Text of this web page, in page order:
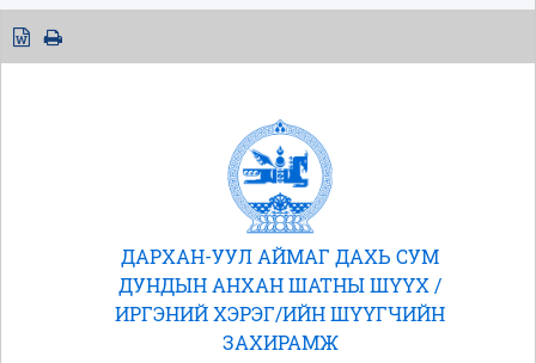
ДАРХАН-УУЛ АЙМАГ ДАХЬ СУМ
ДУНДЫН АНХАН ШАТНЫ ШҮҮХ /
ИРГЭНИЙ ХЭРЭГ/ИЙН ШҮҮГЧИЙН
ЗАХИРАМЖ